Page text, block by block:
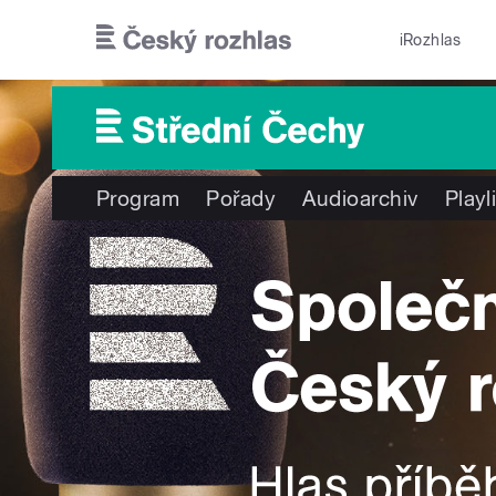
iRozhlas
Program Pořady Audioarchiv